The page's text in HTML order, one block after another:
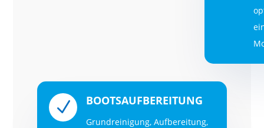
N BOOTSAUFBEREITUNG
Grundreinigung, Aufbereitung,